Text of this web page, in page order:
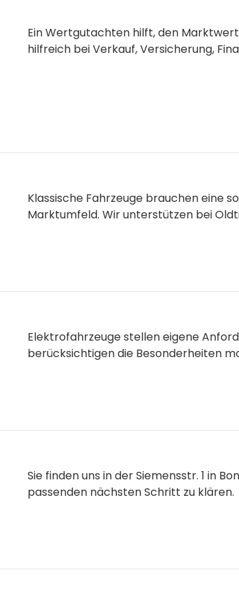
Ein Wertgutachten hilft, den
hilfreich bei Verkauf, Versicherung,
Klassische Fahrzeuge brauchen eine
Marktumfeld. Wir unterstützen bei
Elektrofahrzeuge stellen eigene
berücksichtigen die Besonderheiten
Sie finden uns in der Siemensstr. 1 in
passenden nächsten Schritt zu klären.